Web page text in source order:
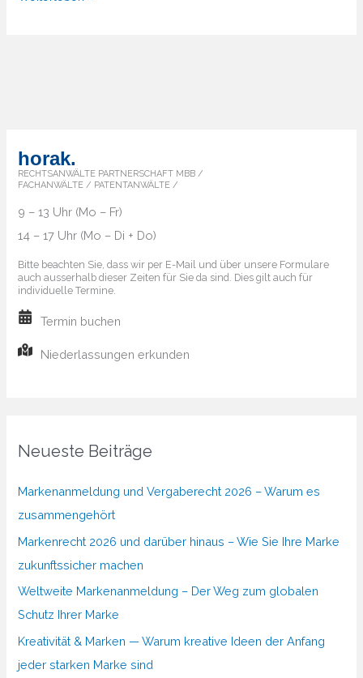
die
Markenländer
horak.
RECHTSANWÄLTE PARTNERSCHAFT MBB /
FACHANWÄLTE / PATENTANWÄLTE /
9 – 13 Uhr (Mo – Fr)
14 – 17 Uhr (Mo – Di + Do)
Bitte beachten Sie, dass wir per E-Mail und über unsere Formulare
auch ausserhalb dieser Zeiten für Sie da sind. Dies gilt auch für
individuelle Termine.
Termin buchen
Niederlassungen erkunden
Neueste Beiträge
Markenanmeldung und Vergaberecht 2026 – Warum es
zusammengehört
Markenrecht 2026 und darüber hinaus – Wie Sie Ihre Marke
zukunftssicher machen
Weltweite Markenanmeldung – Der Weg zum globalen
Schutz Ihrer Marke
Kreativität & Marken — Warum kreative Ideen der Anfang
jeder starken Marke sind